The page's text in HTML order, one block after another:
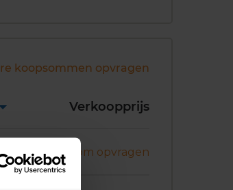
koopsommen opvragen
Verkoopprijs
Koopsom opvragen